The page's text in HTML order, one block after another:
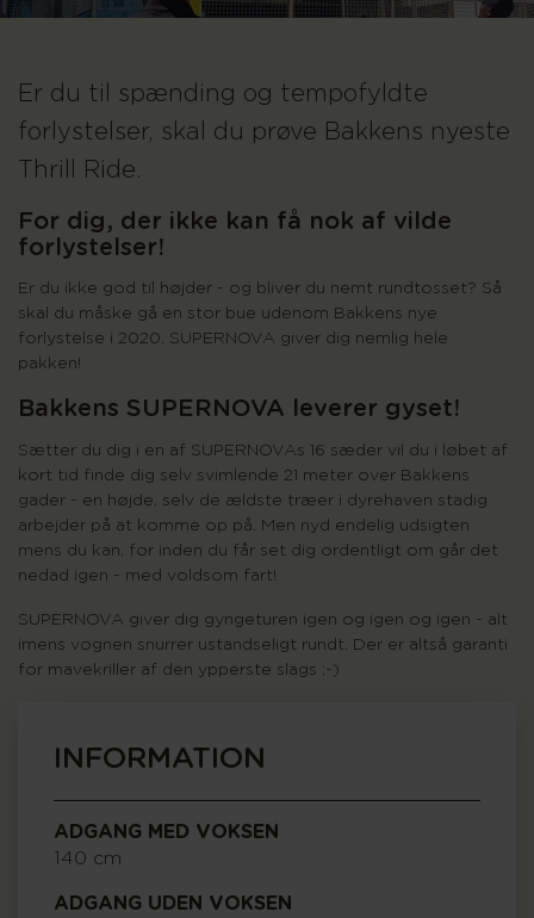
Er du til spænding og tempofyldte
forlystelser, skal du prøve Bakkens nyeste
Thrill Ride.
For dig, der ikke kan få nok af vilde
forlystelser!
Er du ikke god til højder - og bliver du nemt rundtosset? Så
skal du måske gå en stor bue udenom Bakkens nye
forlystelse i 2020. SUPERNOVA giver dig nemlig hele
pakken!
Bakkens SUPERNOVA leverer gyset!
Sætter du dig i en af SUPERNOVAs 16 sæder vil du i løbet af
kort tid finde dig selv svimlende 21 meter over Bakkens
gader - en højde, selv de ældste træer i dyrehaven stadig
arbejder på at komme op på. Men nyd endelig udsigten
mens du kan, for inden du får set dig ordentligt om går det
nedad igen - med voldsom fart!
SUPERNOVA giver dig gyngeturen igen og igen og igen - alt
imens vognen snurrer ustandseligt rundt. Der er altså garanti
for mavekriller af den ypperste slags ;-)
INFORMATION
ADGANG MED VOKSEN
140 cm
ADGANG UDEN VOKSEN